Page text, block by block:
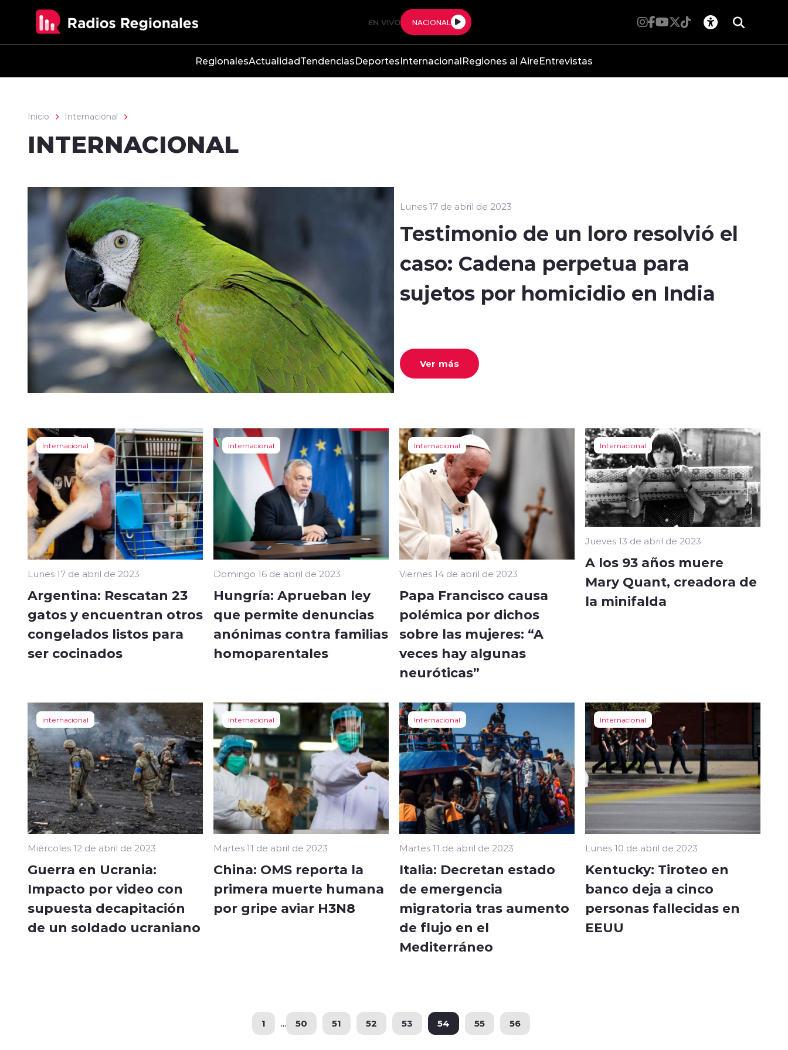
EN VIVO NACIONAL
RegionalesActualidadTendenciasDeportesInternacionalRegiones al AireEntrevistas
Inicio Internacional
INTERNACIONAL
Lunes 17 de abril de 2023
Testimonio de un loro resolvió el
caso: Cadena perpetua para
sujetos por homicidio en India
Ver más
Internacional
Lunes 17 de abril de 2023
Argentina: Rescatan 23
gatos y encuentran otros
congelados listos para
ser cocinados
Internacional
Domingo 16 de abril de 2023
Hungría: Aprueban ley
que permite denuncias
anónimas contra familias
homoparentales
Internacional
Viernes 14 de abril de 2023
Papa Francisco causa
polémica por dichos
sobre las mujeres: “A
veces hay algunas
neuróticas”
Internacional
Jueves 13 de abril de 2023
A los 93 años muere
Mary Quant, creadora de
la minifalda
Internacional
Miércoles 12 de abril de 2023
Guerra en Ucrania:
Impacto por video con
supuesta decapitación
de un soldado ucraniano
Internacional
Martes 11 de abril de 2023
China: OMS reporta la
primera muerte humana
por gripe aviar H3N8
Internacional
Martes 11 de abril de 2023
Italia: Decretan estado
de emergencia
migratoria tras aumento
de flujo en el
Mediterráneo
Internacional
Lunes 10 de abril de 2023
Kentucky: Tiroteo en
banco deja a cinco
personas fallecidas en
EEUU
1 ... 50 51 52 53 54 55 56